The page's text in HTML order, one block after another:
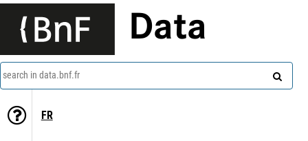
Data
search in data.bnf.fr
FR